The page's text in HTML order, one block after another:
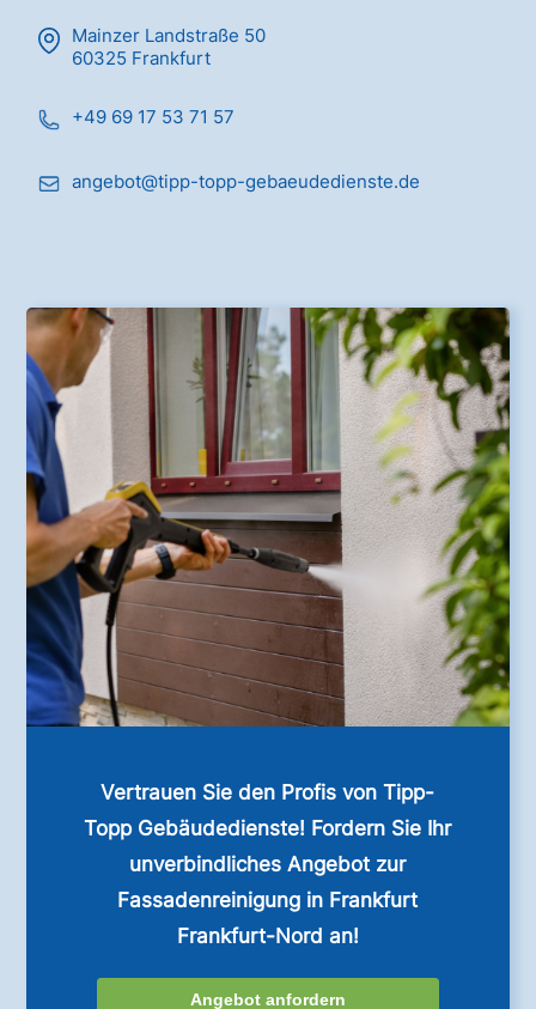
Mainzer Landstraße 50
60325 Frankfurt
+49 69 17 53 71 57
angebot@tipp-topp-gebaeudedienste.de
Vertrauen Sie den Profis von Tipp-
Topp Gebäudedienste! Fordern Sie Ihr
unverbindliches Angebot zur
Fassadenreinigung in Frankfurt
Frankfurt-Nord an!
Angebot anfordern